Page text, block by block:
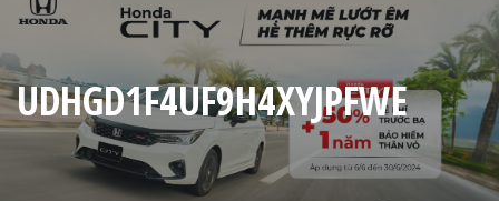
UDHGD1F4UF9H4XYJPFWE